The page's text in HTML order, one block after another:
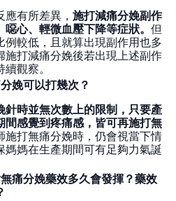
有所差異， 施打減痛分娩副作
心、輕微血壓下降等症狀。 但
例較低，且就算出現副作用也多
施打減痛分娩後若出現上述副作
觀察。
娩可以打幾次？
針時並無次數上的限制，只要產
間感覺到疼痛感，皆可再施打無
施打無痛分娩時，仍會視當下情
媽媽在生產期間可有足夠力氣誕
痛分娩藥效多久會發揮？藥效